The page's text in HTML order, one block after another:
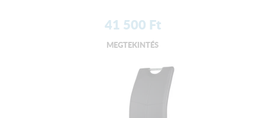
41 500 Ft
MEGTEKINTÉS